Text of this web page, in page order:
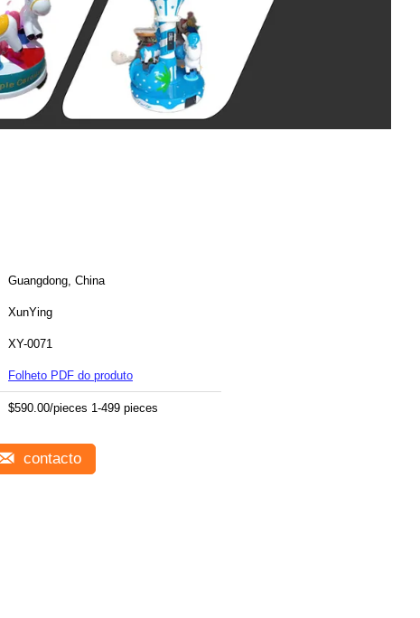
Guangdong, China
XunYing
XY-0071
Folheto PDF do produto
$590.00/pieces 1-499 pieces
contacto